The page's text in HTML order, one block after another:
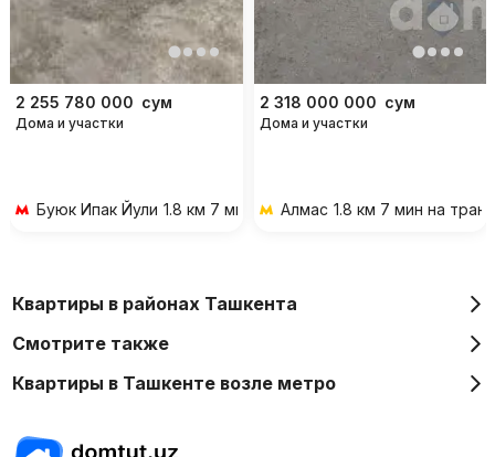
2 255 780 000 сум
Дома и участки
Буюк Ипак Йули 1.8 км 7 мин на транспорте
2 318 000 000 сум
Дома и участки
Алмас 1.8 км 7 мин на
Квартиры в районах Ташкента
Смотрите также
Квартиры в Ташкенте возле метро